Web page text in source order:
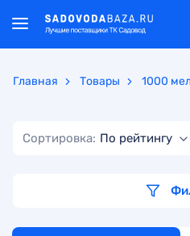
Главная Товары 1000
Сортировка: По рейтингу